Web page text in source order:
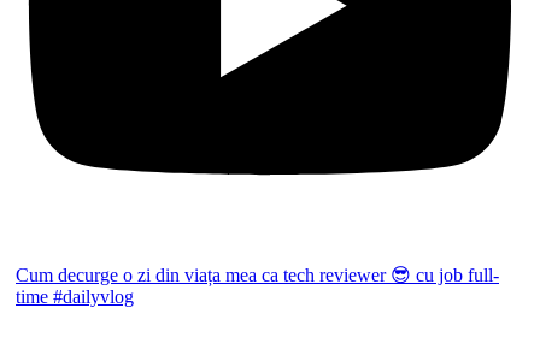
Cum decurge o zi din viața mea ca tech reviewer 😎 cu job full-
time #dailyvlog